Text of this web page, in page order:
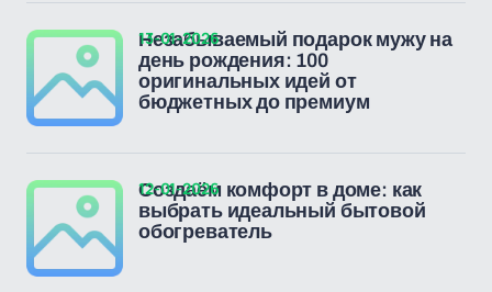
Незабываемый подарок мужу на
день рождения: 100
оригинальных идей от
бюджетных до премиум
13-01-2026
Создаём комфорт в доме: как
выбрать идеальный бытовой
обогреватель
12-01-2026